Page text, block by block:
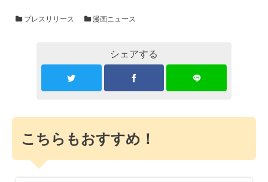
プレスリリース 漫画ニュース
シェアする
こちらもおすすめ！